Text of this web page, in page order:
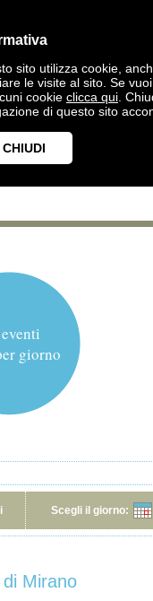
sito utilizza cookie,
le visite al sito. Se
cookie clicca qui .
di questo sito
CHIUDI
giorno
Scegli il giorno:
Mirano